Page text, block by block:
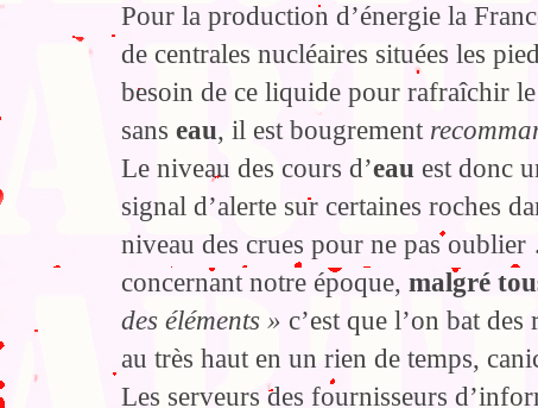
Pour la production d’énergie la
de centrales nucléaires situées les
besoin de ce liquide pour rafraîchir
sans eau, il est bougrement
Le niveau des cours d’eau est donc
signal d’alerte sur certaines roches
niveau des crues pour ne pas
concernant notre époque, malgré
des éléments » c’est que l’on bat des
au très haut en un rien de temps,
Les serveurs des fournisseurs